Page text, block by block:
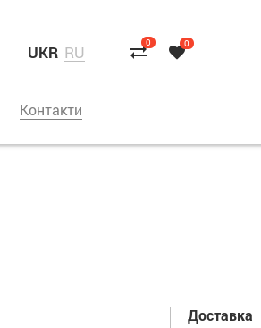
UKR RU 0 0
Контакти
Доставка